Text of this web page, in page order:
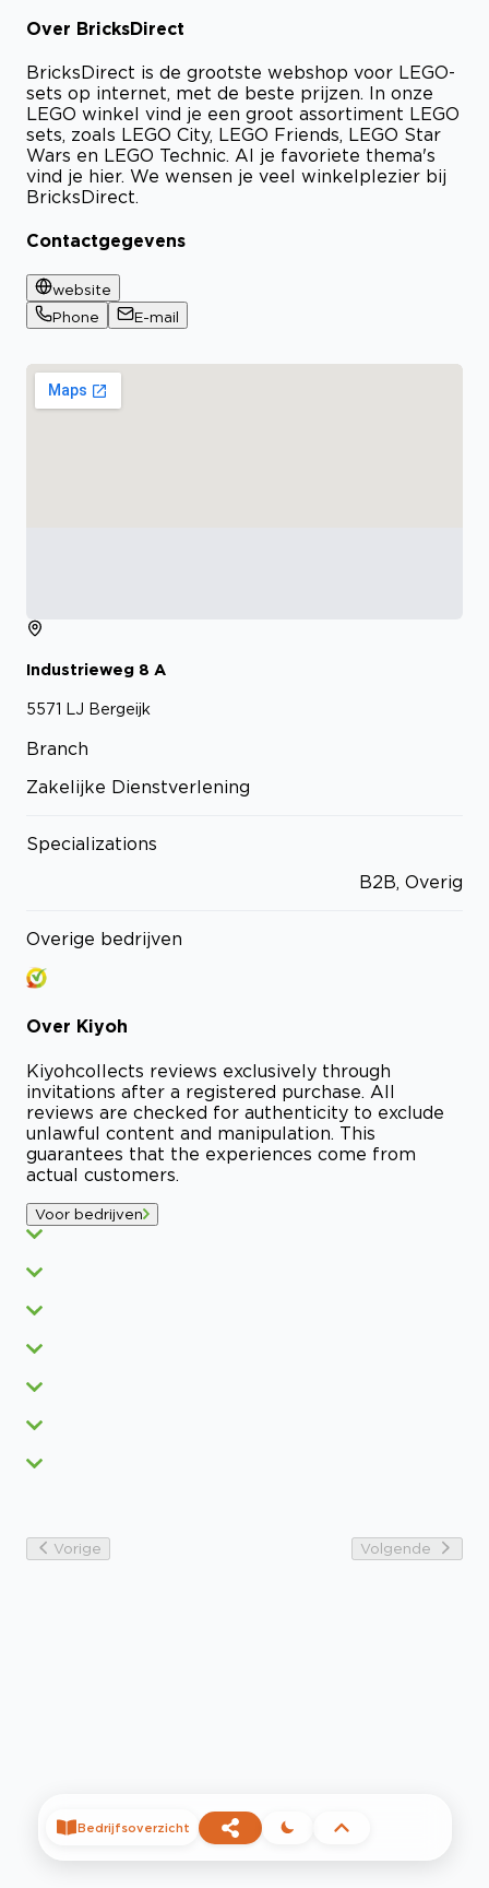
Over BricksDirect
BricksDirect is de grootste webshop voor LEGO-
sets op internet, met de beste prijzen. In onze
LEGO winkel vind je een groot assortiment LEGO
sets, zoals LEGO City, LEGO Friends, LEGO Star
Wars en LEGO Technic. Al je favoriete thema's
vind je hier. We wensen je veel winkelplezier bij
BricksDirect.
Contactgegevens
website
Phone
E-mail
Industrieweg 8 A
5571 LJ Bergeijk
Branch
Zakelijke Dienstverlening
Specializations
B2B, Overig
Overige bedrijven
Over Kiyoh
Kiyohcollects reviews exclusively through
invitations after a registered purchase. All
reviews are checked for authenticity to exclude
unlawful content and manipulation. This
guarantees that the experiences come from
actual customers.
Voor bedrijven
Vorige Volgende
Bedrijfsoverzicht